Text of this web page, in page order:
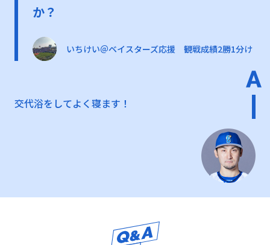
か？
いちけい＠ベイスターズ応援 観戦成績2勝1分け
交代浴をしてよく寝ます！